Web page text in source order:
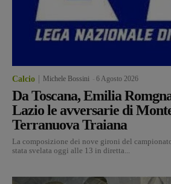
Calcio Michele Bossini 6 Agosto 2026
Da Toscana, Emilia
Lazio le avversarie di
Terranuova Traiana
La composizione dei nove gironi del
stata svelata oggi alle 13 in diretta...